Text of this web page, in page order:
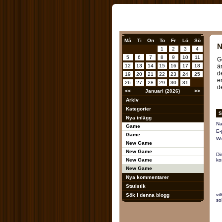
Må Ti On To Fr Lö
Sö
1
2 3
4
5
6 7 8 9 10
11
12
13 14 15 16 17
18
19
20 21 22 23 24
25
26
27 28 29 30
31
<<
Januari (2026)
>>
Arkiv
Kategorier
Nya inlägg
Game
Game
New Game
New Game
New Game
New Game
Nya kommentarer
Statistik
Sök i denna blogg
E-